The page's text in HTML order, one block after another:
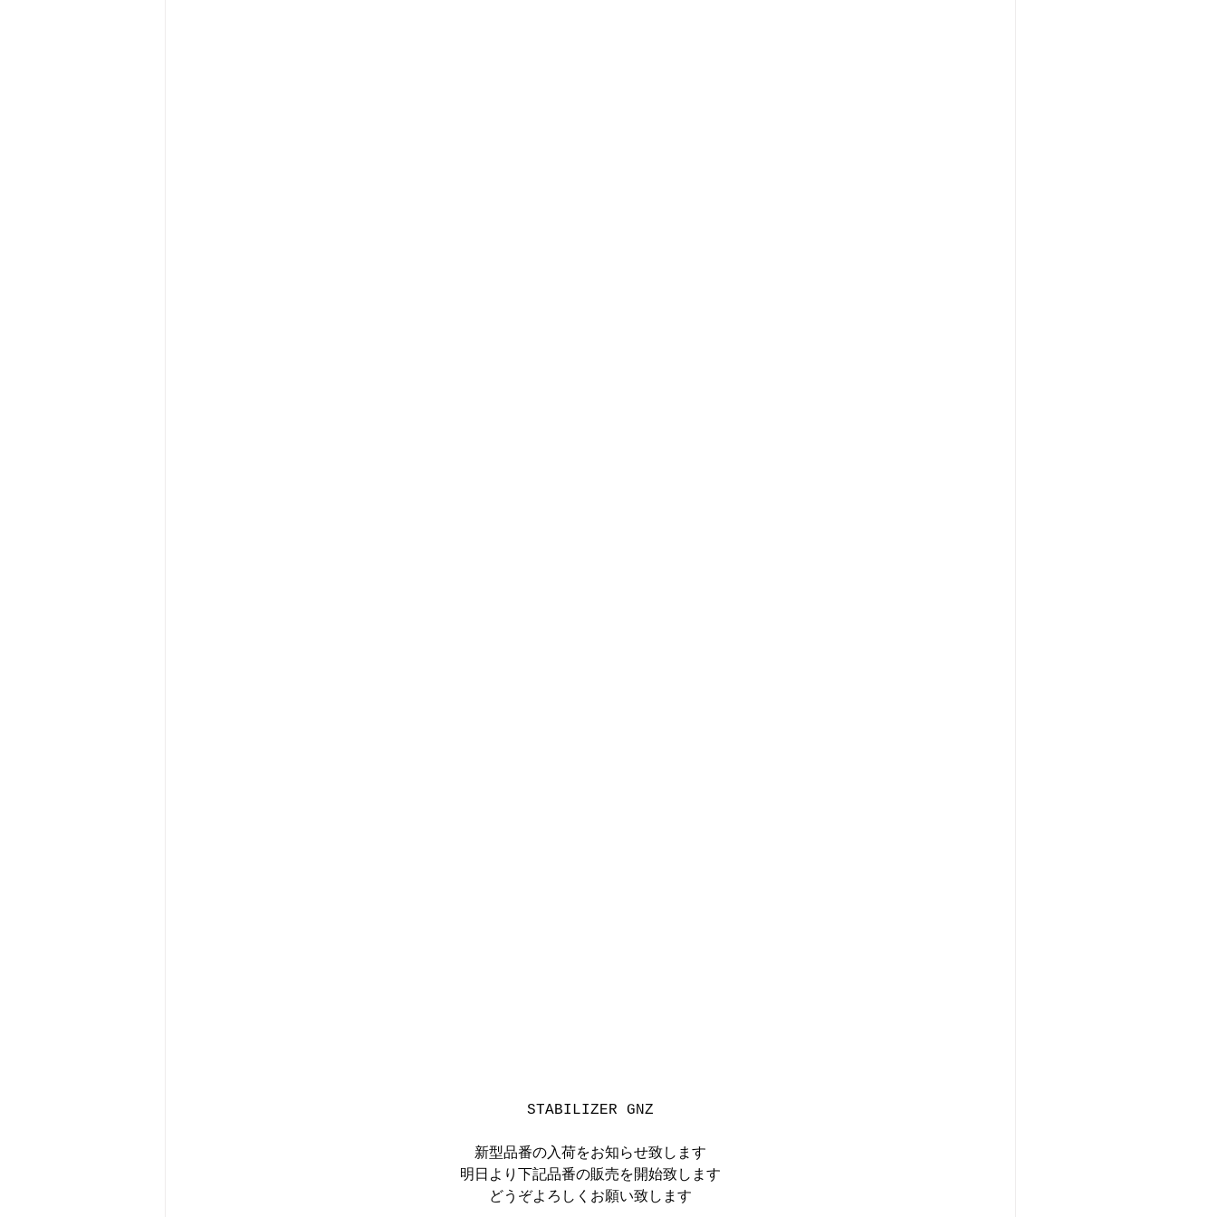
STABILIZER GNZ
新型品番の入荷をお知らせ致します
明日より下記品番の販売を開始致します
どうぞよろしくお願い致します